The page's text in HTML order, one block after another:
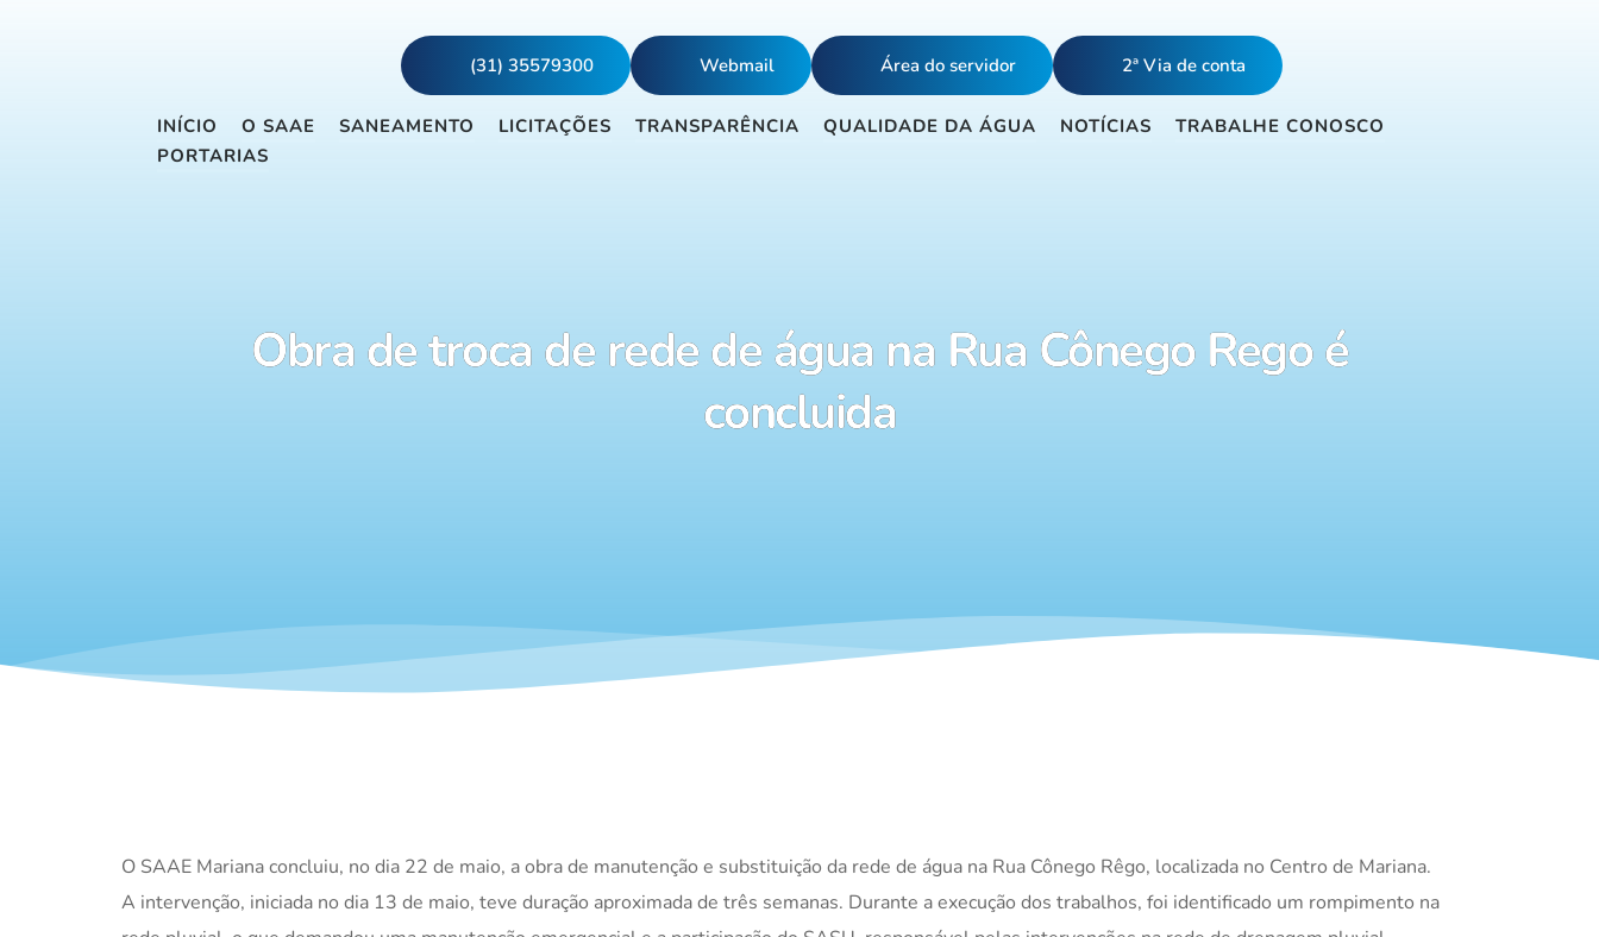
(31) 35579300 Webmail Área do servidor 2ª Via de conta
INÍCIO O SAAE SANEAMENTO LICITAÇÕES TRANSPARÊNCIA QUALIDADE DA ÁGUA NOTÍCIAS
TRABALHE CONOSCO
PORTARIAS
Obra de troca de rede de água na Rua Cônego Rego é
concluida
O SAAE Marianaconcluiu, no dia 22 de maio, a obra de manutenção e substituição da rede de água na Rua Cônego Rêgo, localizada no Centro de Mariana.
A intervenção, iniciada no dia 13 de maio, teve duração aproximada de três semanas. Durante a execução dos trabalhos, foi identificado um rompimento na